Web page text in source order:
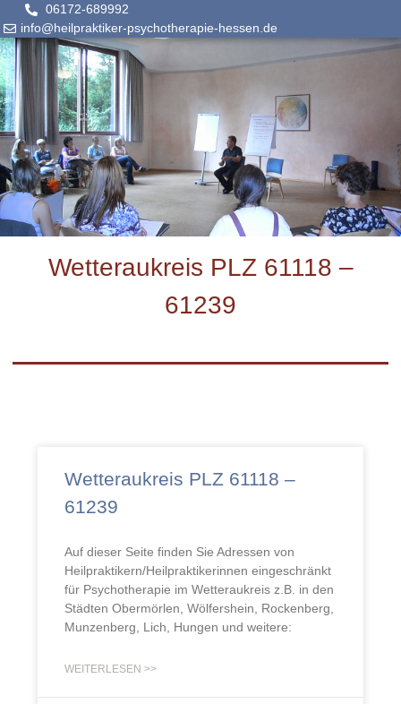
06172-689992
info@heilpraktiker-psychotherapie-hessen.de
Wetteraukreis PLZ 61118 –
61239
Wetteraukreis PLZ 61118 –
61239
Auf dieser Seite finden Sie Adressen von
Heilpraktikern/Heilpraktikerinnen eingeschränkt
für Psychotherapie im Wetteraukreis z.B. in den
Städten Obermörlen, Wölfershein, Rockenberg,
Munzenberg, Lich, Hungen und weitere:
WEITERLESEN >>